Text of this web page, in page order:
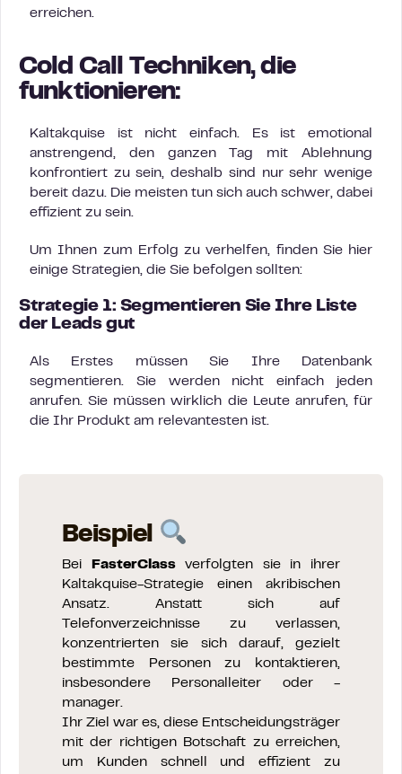
erreichen.
Cold Call Techniken, die
funktionieren:
Kaltakquise ist nicht einfach. Es ist emotional
anstrengend, den ganzen Tag mit Ablehnung
konfrontiert zu sein, deshalb sind nur sehr wenige
bereit dazu. Die meisten tun sich auch schwer, dabei
effizient zu sein.
Um Ihnen zum Erfolg zu verhelfen, finden Sie hier
einige Strategien, die Sie befolgen sollten:
Strategie 1: Segmentieren Sie Ihre Liste
der Leads gut
Als Erstes müssen Sie Ihre Datenbank
segmentieren. Sie werden nicht einfach jeden
anrufen. Sie müssen wirklich die Leute anrufen, für
die Ihr Produkt am relevantesten ist.
Beispiel
Bei FasterClassverfolgten sie in ihrer
Kaltakquise-Strategie einen akribischen
Ansatz. Anstatt sich auf
Telefonverzeichnisse zu verlassen,
konzentrierten sie sich darauf, gezielt
bestimmte Personen zu kontaktieren,
insbesondere Personalleiter oder -
manager.
Ihr Ziel war es, diese Entscheidungsträger
mit der richtigen Botschaft zu erreichen,
um Kunden schnell und effizient zu